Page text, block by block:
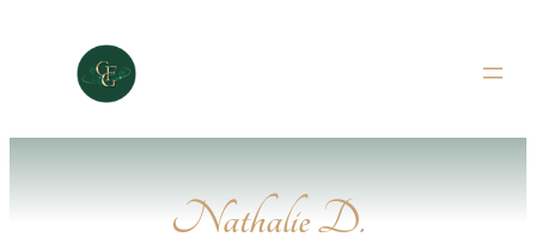
Nathalie D.